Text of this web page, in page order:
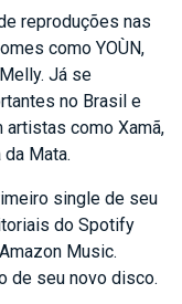
reproduções nas
como YOÙN,
Já se
no Brasil e
como Xamã,
Mata.
single de seu
do Spotify
Music.
de seu novo disco.